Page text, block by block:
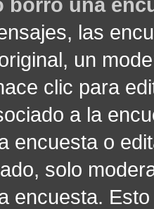
las
un
clic para
a la
encuesta o
solo
encuesta.